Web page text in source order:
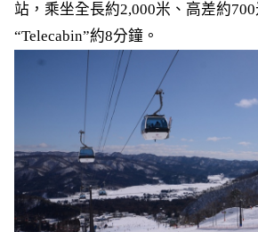
站，乘坐全長約2,000米、高差約
“Telecabin”約8分鐘。